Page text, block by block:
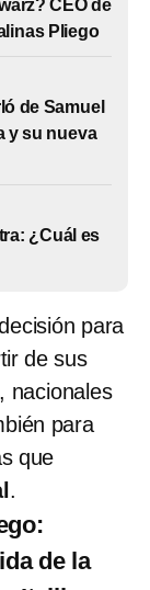
CEO de
Pliego
de Samuel
y su nueva
¿Cuál es
para
de sus
nacionales
para
que
.
de la